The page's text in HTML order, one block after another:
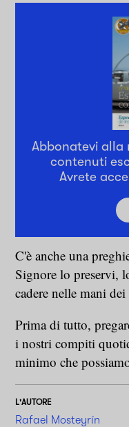
Abbonatevi alla
contenuti
Avrete
C'è anche una
Signore lo preservi,
cadere nelle mani
Prima di tutto,
i nostri compiti
minimo che
L'AUTORE
Rafael Mosteyrín